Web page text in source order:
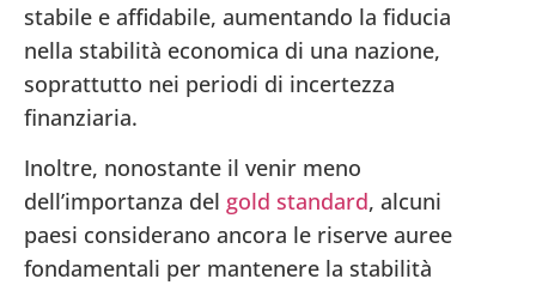
stabile e affidabile, aumentando la fiducia
nella stabilità economica di una nazione,
soprattutto nei periodi di incertezza
finanziaria.
Inoltre, nonostante il venir meno
dell’importanza del gold standard, alcuni
paesi considerano ancora le riserve auree
fondamentali per mantenere la stabilità